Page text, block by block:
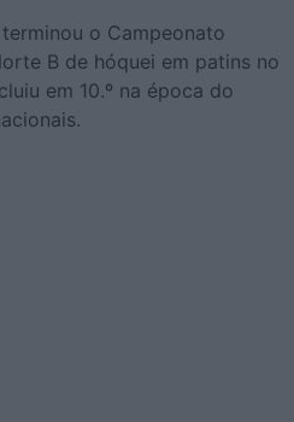
o Campeonato
B de hóquei em patins no
em 10.º na época do